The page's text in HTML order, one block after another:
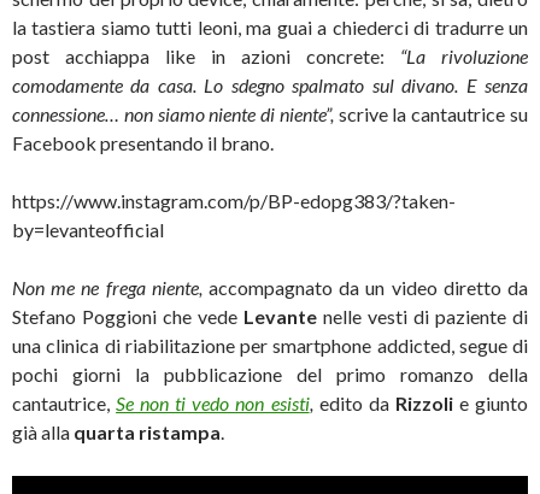
la tastiera siamo tutti leoni, ma guai a chiederci di tradurre un
post acchiappa like in azioni concrete: “La rivoluzione
comodamente da casa. Lo sdegno spalmato sul divano. E senza
connessione… non siamo niente di niente”, scrive la cantautrice su
Facebook presentando il brano.
https://www.instagram.com/p/BP-edopg383/?taken-
by=levanteofficial
Non me ne frega niente, accompagnato da un video diretto da
Stefano Poggioni che vede Levante nelle vesti di paziente di
una clinica di riabilitazione per smartphone addicted, segue di
pochi giorni la pubblicazione del primo romanzo della
cantautrice, Se non ti vedo non esisti, edito da Rizzolie giunto
già alla quarta ristampa